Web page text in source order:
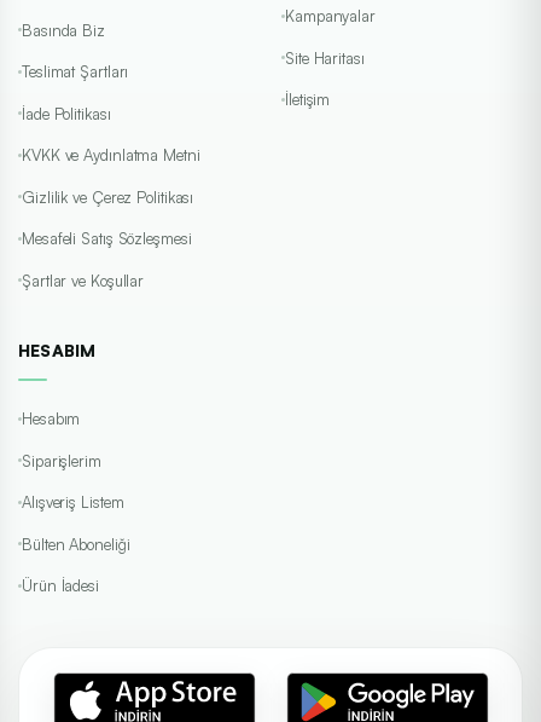
Basında Biz
Teslimat Şartları
İade Politikası
KVKK ve Aydınlatma Metni
Gizlilik ve Çerez Politikası
Mesafeli Satış Sözleşmesi
Şartlar ve Koşullar
Kampanyalar
Site Haritası
İletişim
HESABIM
Hesabım
Siparişlerim
Alışveriş Listem
Bülten Aboneliği
Ürün İadesi